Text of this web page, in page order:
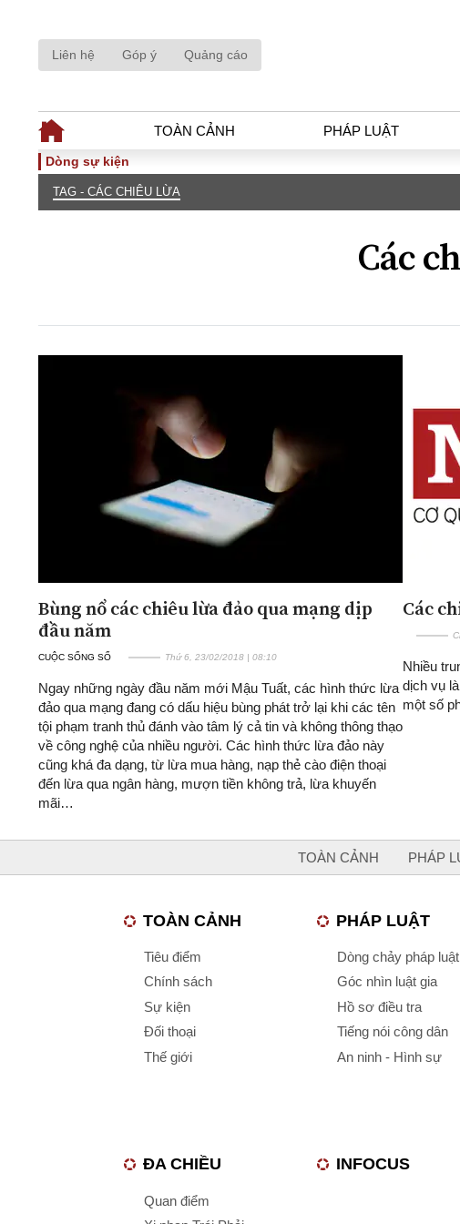
Liên hệ Góp ý Quảng cáo
TOÀN CẢNH PHÁP LUẬT
TOÀN CẢNH
Thế giới
Góc nhìn luật gia
An ninh - Hình sự
ĐA CHIỀU
Quan điểm
Xi nhan Trái Phải
Bạn đọc viết
Dòng sự kiện
TAG - CÁC CHIÊU LỪA
Các
Bùng nổ các chiêu lừa đảo qua mạng dịp
đầu năm
CUỘC SỐNG SỐ Thứ 6, 23/02/2018 | 08:10
Ngay những ngày đầu năm mới Mậu Tuất, các hình thức lừa
đảo qua mạng đang có dấu hiệu bùng phát trở lại khi các tên
tội phạm tranh thủ đánh vào tâm lý cả tin và không thông thạo
về công nghệ của nhiều người. Các hình thức lừa đảo này
cũng khá đa dạng, từ lừa mua hàng, nạp thẻ cào điện thoại
đến lừa qua ngân hàng, mượn tiền không trả, lừa khuyến
mãi…
Các
Nhiều
dịch vụ
một số
TOÀN CẢNH PHÁP
TOÀN CẢNH
Tiêu điểm
Chính sách
Sự kiện
Đối thoại
Thế giới
PHÁP LUẬT
Dòng chảy pháp luật
Góc nhìn luật gia
Hồ sơ điều tra
Tiếng nói công dân
An ninh - Hình sự
ĐA CHIỀU
Quan điểm
INFOCUS